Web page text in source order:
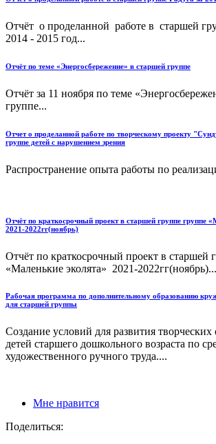
Отчёт о проделанной работе в старшей
2014 - 2015 год...
Отчёт по теме «Энергосбережение» в старшей группе
Отчёт за 11 ноября по теме
группе...
Отчет о проделанной работе по творческому проекту
группе детей с нарушением зрения
Распространение опыта работы по
Отчёт по краткосрочный проект в старшей группе группе
2021-2022гг(ноябрь)
Отчёт по краткосрочный проект в старшей
«Маленькие эколята» 2021-2022гг(ноябрь)...
Рабочая программа по дополнительному образованию
для старшей группы
Создание условий для развития творческих
детей старшего дошкольного возраста по
художественного ручного труда....
Мне нравится
Поделиться: